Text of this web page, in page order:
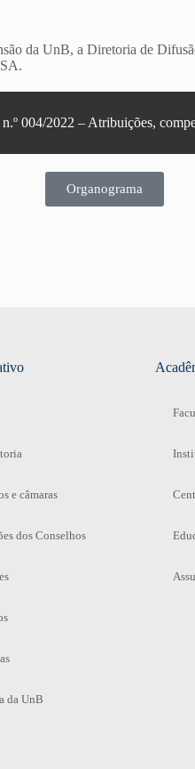
da UnB, a Diretoria de
004/2022 – Atribuições,
Organograma
e câmaras
dos Conselhos
da UnB